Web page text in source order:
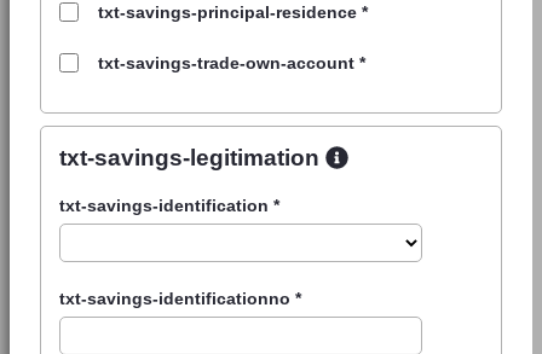
txt-savings-principal-residence *
txt-savings-trade-own-account *
txt-savings-legitimation
txt-savings-identification *
txt-savings-identificationno *